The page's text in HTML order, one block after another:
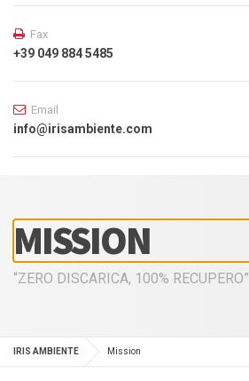
Fax
+39 049 884 5485
Email
info@irisambiente.com
MISSION
“ZERO DISCARICA, 100% RECUPERO”
IRIS AMBIENTE Mission